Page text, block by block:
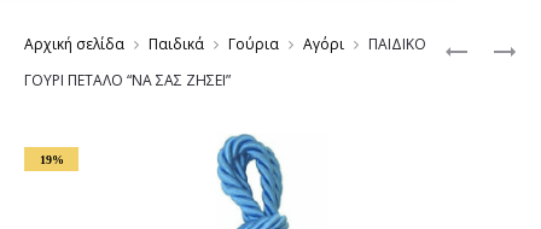
Αρχική σελίδα Παιδικά Γούρια Αγόρι
ΠΑΙΔΙΚΟ
ΓΟΥΡΙ ΠΕΤΑΛΟ “ΝΑ ΣΑΣ ΖΗΣΕΙ”
19%